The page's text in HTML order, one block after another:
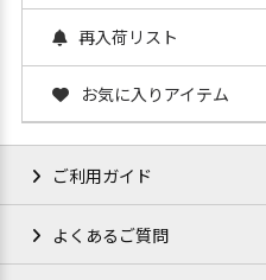
再入荷リスト
お気に入りアイテム
ご利用ガイド
よくあるご質問